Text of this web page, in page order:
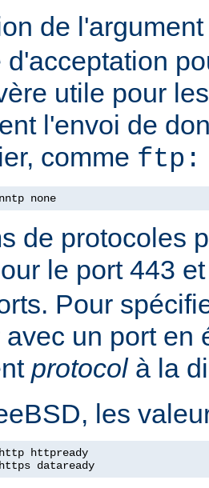
de
d'acceptation
utile pour
l'envoi de
comme ftp:
none
de protocoles
le port 443
Pour
un port en
protocolà la
les
dataready